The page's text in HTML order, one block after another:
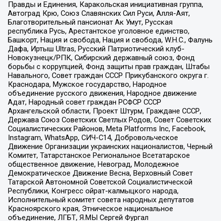
Правды и Единения, Каракольская инициативная группа,
Автоград Крю, Союз Славянских Сил Руси, Алля-Аят,
Благотворительный пансионат Ак Умут, Русская
республика Русь, Арестантское уголовное единство,
Башкорт, Нация и свобода, Нация и свобода, W.H.С., Фалунь
Дафа, Иртыш Ultras, Русский Патриотический клуб-
Новокузнецк/РПК, Сибирский державный союз, Фонд
борьбы с коррупцией, Фонд защиты прав граждан, Штабы
Навального, Совет граждан СССР Прикубанского округа г.
Краснодара, Мужское государство, Народное
объединение русского движения, Народное движение
Адат, Народный совет граждан РСФСР СССР
Архангельской области, Проект Штурм, Граждане СССР,
Держава Союз Советских Светлых Родов, Совет Советских
Социалистических Районов, Meta Platforms Inc, Facebook,
Instagram, WhatsApp, СИЧ-С14, Добровольческое
Движение Организации украинских националистов, Черный
Комитет, Татарстанское Региональное Всетатарское
общественное движение, Невоград, Молодежное
Демократическое Движение Весна, Верховный Совет
Татарской Автономной Советской Социалистической
Республики, Конгресс ойрат-калмыцкого народа,
Исполнительный комитет совета народных депутатов
Красноярского края, Этническое национальное
объединение, ЛГБТ, Я.МЫ Сергей Фургал